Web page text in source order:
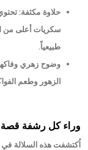
حلاوة مكثفة:
سكريات أعلى من
طبيعياً.
وضوح زهري
الزهور وطعم
وراء كل رشفة قصة:
اُكتشفت هذه السلالة في